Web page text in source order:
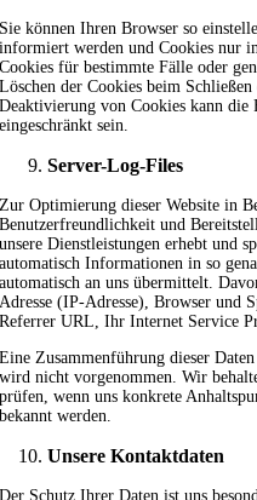
Sie können Ihren Browser so
informiert werden und Cookies nur
Cookies für bestimmte Fälle oder
Löschen der Cookies beim
Deaktivierung von Cookies kann die
eingeschränkt sein.
Server-Log-Files
Zur Optimierung dieser Website in
Benutzerfreundlichkeit und
unsere Dienstleistungen erhebt und
automatisch Informationen in so
automatisch an uns übermittelt.
Adresse (IP-Adresse), Browser und
Referrer URL, Ihr Internet Service
Eine Zusammenführung dieser
wird nicht vorgenommen. Wir
prüfen, wenn uns konkrete
bekannt werden.
Unsere Kontaktdaten
Der Schutz Ihrer Daten ist uns